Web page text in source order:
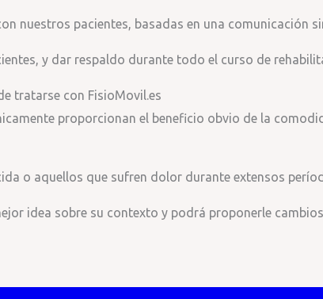
nuestros pacientes, basadas en una comunicación
y dar respaldo durante todo el curso de
tratarse con FisioMovil.es
proporcionan el beneficio obvio de la
o aquellos que sufren dolor durante extensos
idea sobre su contexto y podrá proponerle